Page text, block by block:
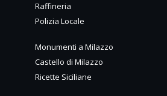
Raffineria
Polizia Locale
Monumenti a Milazzo
Castello di Milazzo
Ricette Siciliane